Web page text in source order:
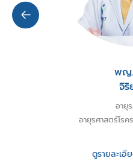
พญ.
จิริ
อายุ
อายุรศาสตร์โรค
ดูรายละเ